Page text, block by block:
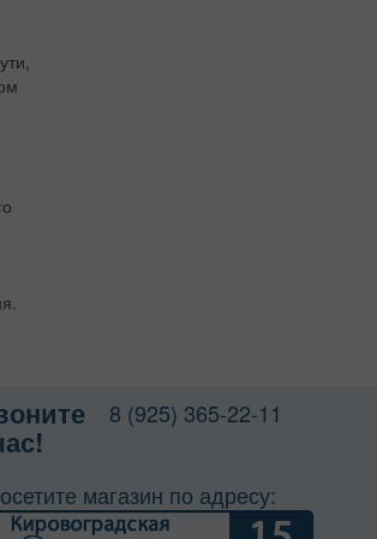
8 (925) 365-22-11
магазин по адресу: